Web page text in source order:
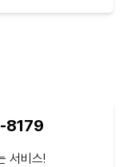
8179
서비스!